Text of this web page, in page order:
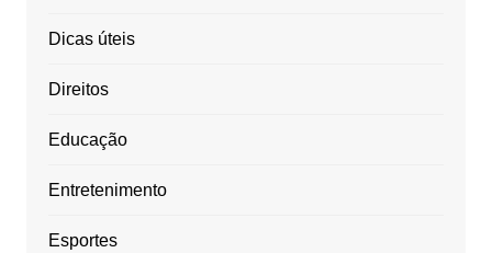
Dicas úteis
Direitos
Educação
Entretenimento
Esportes